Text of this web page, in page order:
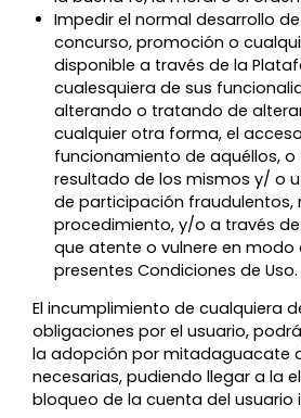
Impedir el normal desarrollo
concurso, promoción o
disponible a través de la
cualesquiera de sus
alterando o tratando de
cualquier otra forma, el
funcionamiento de aquéllos,
resultado de los mismos y/ o
de participación fraudulentos,
procedimiento, y/o a través
que atente o vulnere en modo
presentes Condiciones de Uso.
El incumplimiento de cualquiera
obligaciones por el usuario,
la adopción por mitadaguacate
necesarias, pudiendo llegar a la
bloqueo de la cuenta del usuario